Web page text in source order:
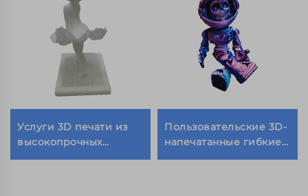
Услуги 3D печати из
высокопрочных
материалов,
Пользовательские 3D-
напечатанные гибкие
тела Череп Рыцарь